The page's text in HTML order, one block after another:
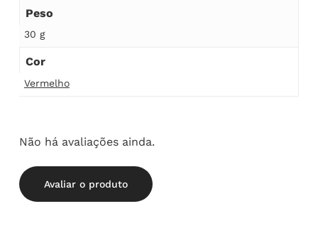
Peso
30 g
Cor
Vermelho
Não há avaliações ainda.
Avaliar o produto